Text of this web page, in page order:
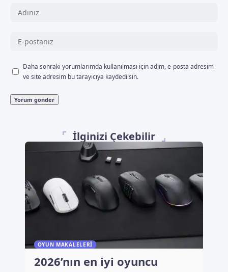
Daha sonraki yorumlarımda kullanılması için adım, e-posta adresim
ve site adresim bu tarayıcıya kaydedilsin.
İlginizi Çekebilir
OYUN MAKALELERI
2026’nın en iyi oyuncu